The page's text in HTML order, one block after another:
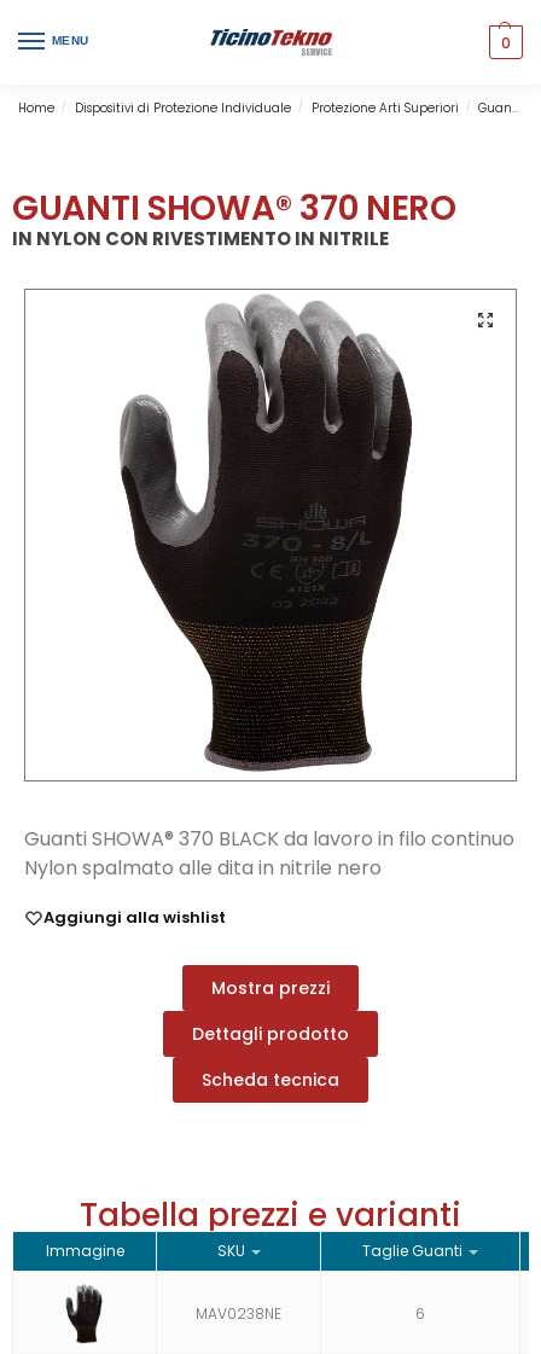
MENU 0
Home / Dispositivi di Protezione Individuale / Protezione Arti Superiori / Guanti Premium
GUANTI SHOWA® 370 NERO
IN NYLON CON RIVESTIMENTO IN NITRILE
Guanti SHOWA® 370 BLACK da lavoro in filo continuo
Nylon spalmato alle dita in nitrile nero
Aggiungi alla wishlist
Mostra prezzi
Dettagli prodotto
Scheda tecnica
Tabella prezzi e varianti
Immagine SKU Taglie Guanti
MAV0238NE 6